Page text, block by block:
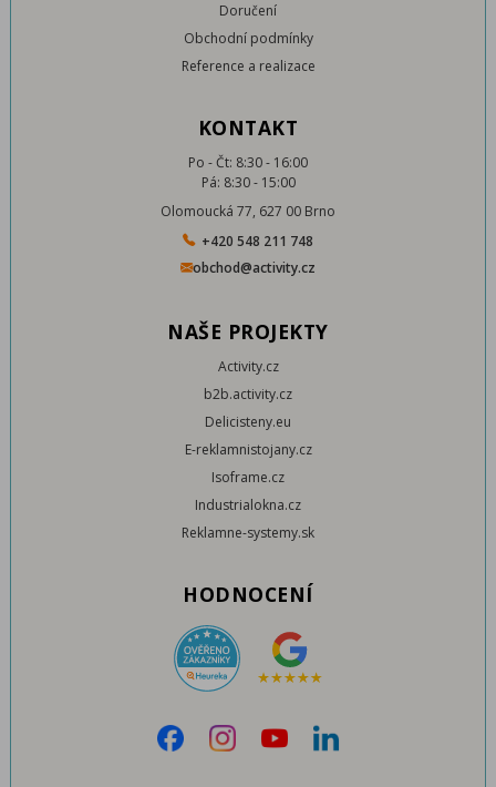
Doručení
Obchodní podmínky
Reference a realizace
KONTAKT
Po - Čt: 8:30 - 16:00
Pá: 8:30 - 15:00
Olomoucká 77, 627 00 Brno
+420 548 211 748
obchod@activity.cz
NAŠE PROJEKTY
Activity.cz
b2b.activity.cz
Delicisteny.eu
E-reklamnistojany.cz
Isoframe.cz
Industrialokna.cz
Reklamne-systemy.sk
HODNOCENÍ